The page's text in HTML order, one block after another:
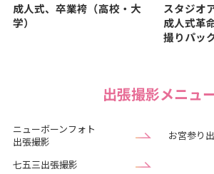
成人式、卒業袴（高校・大
学）
スタジオ
成人式革
撮りパッ
出張撮影メニュ
ニューボーンフォト
出張撮影
お宮参り
七五三出張撮影